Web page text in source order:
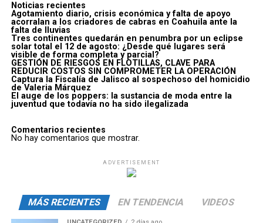
Noticias recientes
Agotamiento diario, crisis económica y falta de apoyo
acorralan a los criadores de cabras en Coahuila ante la
falta de lluvias
Tres continentes quedarán en penumbra por un eclipse
solar total el 12 de agosto: ¿Desde qué lugares será
visible de forma completa y parcial?
GESTIÓN DE RIESGOS EN FLOTILLAS, CLAVE PARA
REDUCIR COSTOS SIN COMPROMETER LA OPERACIÓN
Captura la Fiscalía de Jalisco al sospechoso del homicidio
de Valeria Márquez
El auge de los poppers: la sustancia de moda entre la
juventud que todavía no ha sido ilegalizada
Comentarios recientes
No hay comentarios que mostrar.
ADVERTISEMENT
MÁS RECIENTES EN TENDENCIA VIDEOS